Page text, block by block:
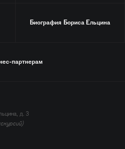
Биография Бориса Ельцина
партнерам
д. 3